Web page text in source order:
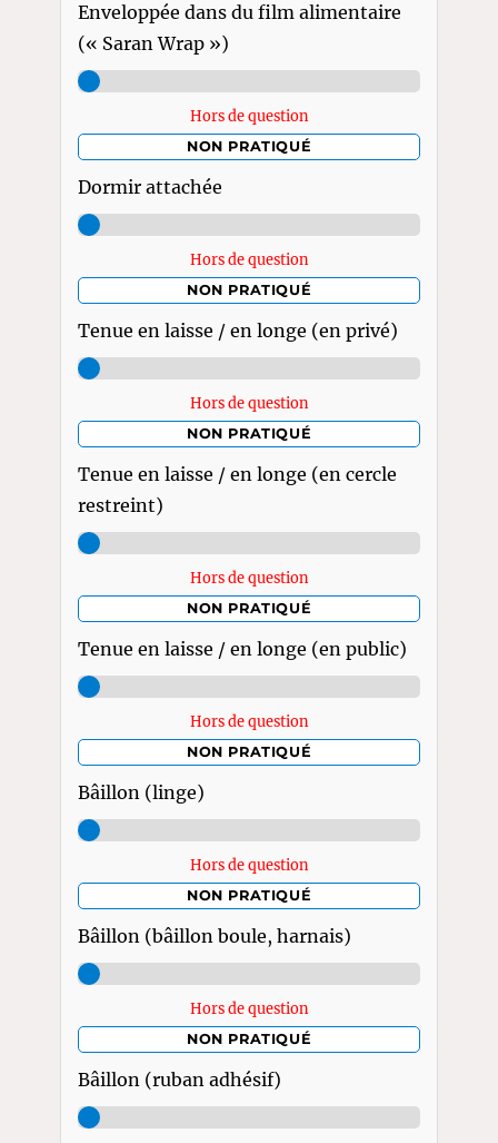
Enveloppée dans du film alimentaire
(« Saran Wrap »)
Hors de question
NON PRATIQUÉ
Dormir attachée
Hors de question
NON PRATIQUÉ
Tenue en laisse / en longe (en privé)
Hors de question
NON PRATIQUÉ
Tenue en laisse / en longe (en cercle
restreint)
Hors de question
NON PRATIQUÉ
Tenue en laisse / en longe (en public)
Hors de question
NON PRATIQUÉ
Bâillon (linge)
Hors de question
NON PRATIQUÉ
Bâillon (bâillon boule, harnais)
Hors de question
NON PRATIQUÉ
Bâillon (ruban adhésif)